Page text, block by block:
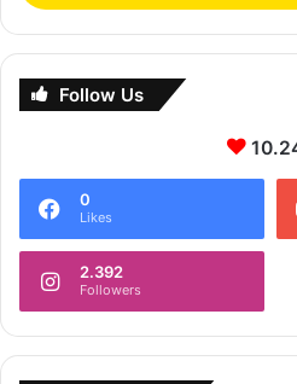
Follow Us
0
Likes
2.392
Followers